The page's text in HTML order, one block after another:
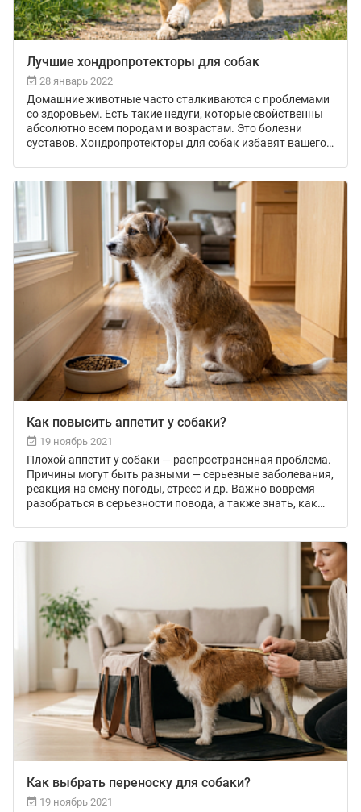
Лучшие хондропротекторы для собак
28 январь 2022
Домашние животные часто сталкиваются с проблемами
со здоровьем. Есть такие недуги, которые свойственны
абсолютно всем породам и возрастам. Это болезни
суставов. Хондропротекторы для собак избавят вашего
оперативного вмешательства. Сегодня мы расскажем о
самых эффективных хондропротекторах для собак,
приведем рейтинг, составленный на основании отзывов
заводчиков и ветеринаров.
Как повысить аппетит у собаки?
19 ноябрь 2021
Плохой аппетит у собаки — распространенная проблема.
Причины могут быть разными — серьезные заболевания,
реакция на смену погоды, стресс и др. Важно вовремя
разобраться в серьезности повода, а также знать, как
обращаться к врачу.
Как выбрать переноску для собаки?
19 ноябрь 2021